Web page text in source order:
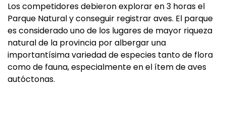
Los competidores debieron explorar en 3 horas el
Parque Natural y conseguir registrar aves. El parque
es considerado uno de los lugares de mayor riqueza
natural de la provincia por albergar una
importantísima variedad de especies tanto de flora
como de fauna, especialmente en el ítem de aves
autóctonas.